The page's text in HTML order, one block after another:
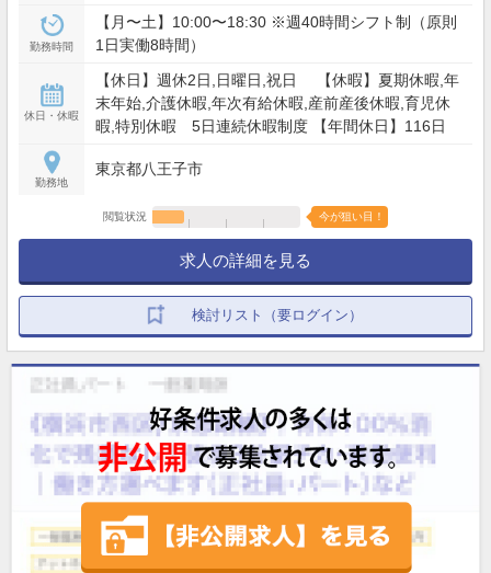
勤務時間
【月〜土】10:00〜18:30 ※週40時間シフト制（原則
1日実働8時間）
休日・休暇
【休日】週休2日,日曜日,祝日 【休暇】夏期休暇,年
末年始,介護休暇,年次有給休暇,産前産後休暇,育児休
暇,特別休暇 5日連続休暇制度 【年間休日】116日
勤務地
東京都八王子市
閲覧状況 今が狙い目！
求人の詳細を見る
検討リスト（要ログイン）